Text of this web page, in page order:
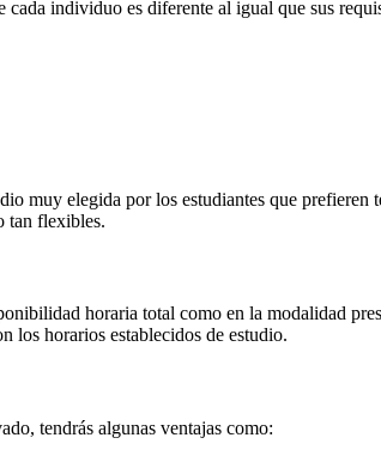
individuo es diferente al igual que sus
muy elegida por los estudiantes que
tan flexibles.
horaria total como en la modalidad
los horarios establecidos de estudio.
tendrás algunas ventajas como: